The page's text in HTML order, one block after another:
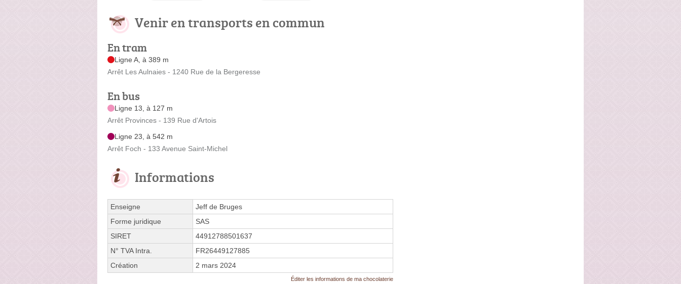
Venir en transports en commun
En tram
Ligne A, à 389 m
Arrêt Les Aulnaies - 1240 Rue de la Bergeresse
En bus
Ligne 13, à 127 m
Arrêt Provinces - 139 Rue d'Artois
Ligne 23, à 542 m
Arrêt Foch - 133 Avenue Saint-Michel
Informations
Enseigne
Jeff de Bruges
Forme juridique
SAS
SIRET
44912788501637
N° TVA Intra.
FR26449127885
Création
2 mars 2024
Éditer les informations de ma chocolaterie